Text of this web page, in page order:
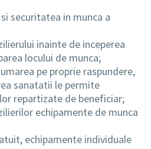
securitatea in munca a
inainte de inceperea
locului de munca;
pe proprie raspundere,
sanatatii le permite
repartizate de beneficiar;
echipamente de munca
echipamente individuale